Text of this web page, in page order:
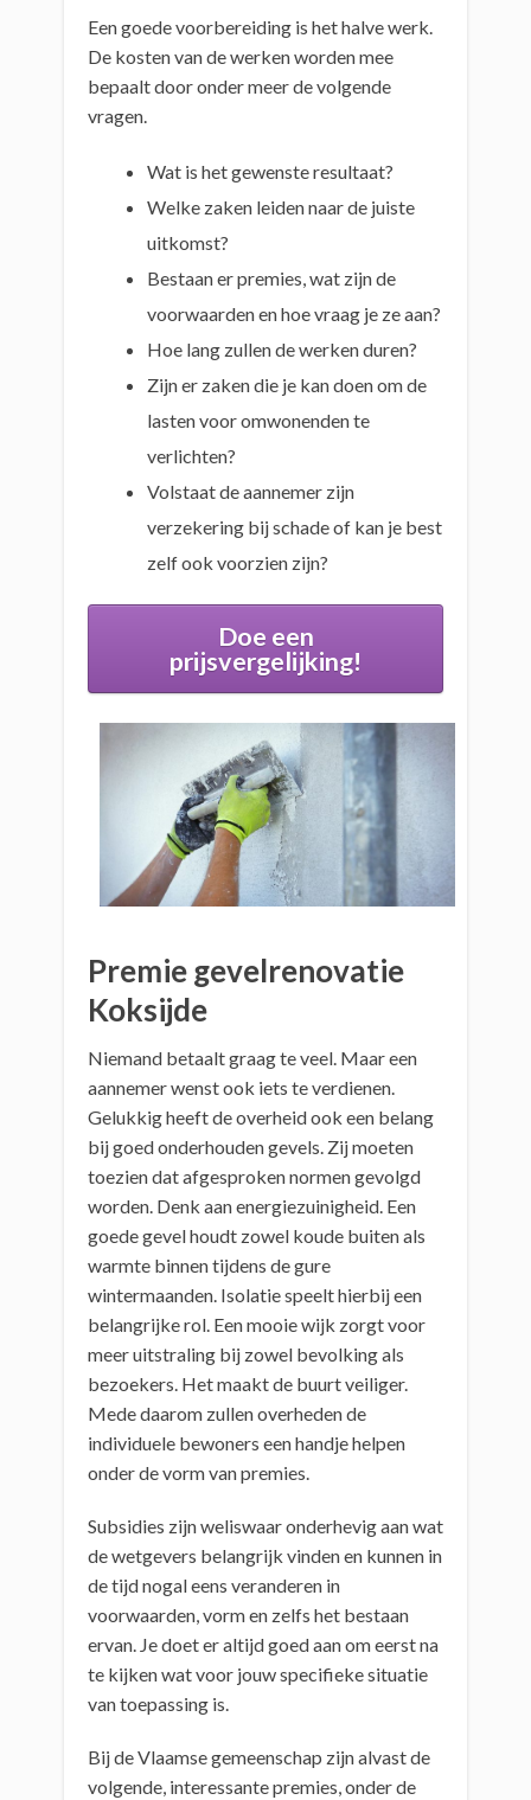
Een goede voorbereiding is het halve werk.
De kosten van de werken worden mee
bepaalt door onder meer de volgende
vragen.
Wat is het gewenste resultaat?
Welke zaken leiden naar de juiste
uitkomst?
Bestaan er premies, wat zijn de
voorwaarden en hoe vraag je ze aan?
Hoe lang zullen de werken duren?
Zijn er zaken die je kan doen om de
lasten voor omwonenden te
verlichten?
Volstaat de aannemer zijn
verzekering bij schade of kan je best
zelf ook voorzien zijn?
Doe een
prijsvergelijking!
Premie gevelrenovatie
Koksijde
Niemand betaalt graag te veel. Maar een
aannemer wenst ook iets te verdienen.
Gelukkig heeft de overheid ook een belang
bij goed onderhouden gevels. Zij moeten
toezien dat afgesproken normen gevolgd
worden. Denk aan energiezuinigheid. Een
goede gevel houdt zowel koude buiten als
warmte binnen tijdens de gure
wintermaanden. Isolatie speelt hierbij een
belangrijke rol. Een mooie wijk zorgt voor
meer uitstraling bij zowel bevolking als
bezoekers. Het maakt de buurt veiliger.
Mede daarom zullen overheden de
individuele bewoners een handje helpen
onder de vorm van premies.
Subsidies zijn weliswaar onderhevig aan wat
de wetgevers belangrijk vinden en kunnen in
de tijd nogal eens veranderen in
voorwaarden, vorm en zelfs het bestaan
ervan. Je doet er altijd goed aan om eerst na
te kijken wat voor jouw specifieke situatie
van toepassing is.
Bij de Vlaamse gemeenschap zijn alvast de
volgende, interessante premies, onder de